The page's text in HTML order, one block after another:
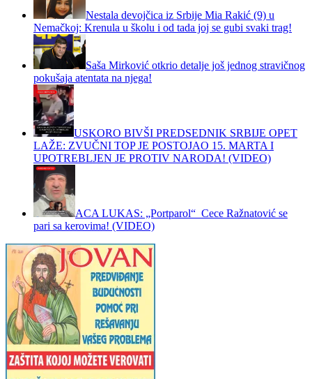
Nestala devojčica iz Srbije Mia Rakić (9) u
Nemačkoj: Krenula u školu i od tada joj se gubi svaki trag!
Saša Mirković otkrio detalje još jednog stravičnog
pokušaja atentata na njega!
USKORO BIVŠI PREDSEDNIK SRBIJE OPET
LAŽE: ZVUČNI TOP JE POSTOJAO 15. MARTA I
UPOTREBLJEN JE PROTIV NARODA! (VIDEO)
ACA LUKAS: „Portparol“ Cece Ražnatović se
pari sa kerovima! (VIDEO)